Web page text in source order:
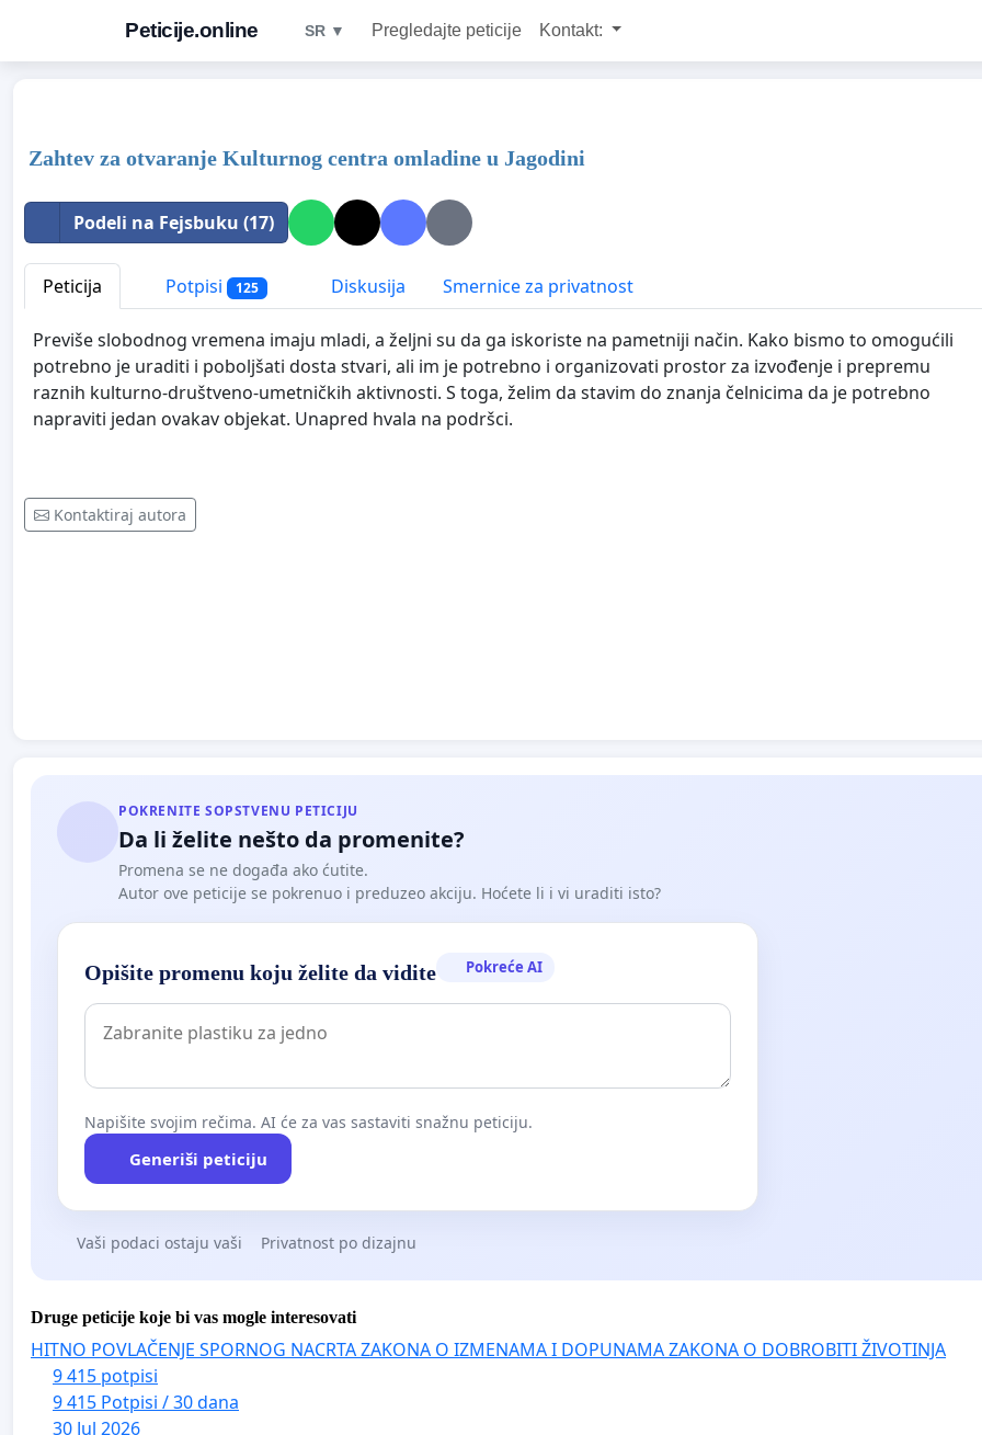
Peticije.online SR ▼ Pregledajte peticije Kontakt:
Zahtev za otvaranje Kulturnog centra omladine u Jagodini
Podeli na Fejsbuku (17)
Peticija Potpisi 125 Diskusija Smernice za privatnost
Previše slobodnog vremena imaju mladi, a željni su da ga iskoriste na pametniji način. Kako bismo to omogućili
potrebno je uraditi i poboljšati dosta stvari, ali im je potrebno i organizovati prostor za izvođenje i prepremu
raznih kulturno-društveno-umetničkih aktivnosti. S toga, želim da stavim do znanja čelnicima da je potrebno
napraviti jedan ovakav objekat. Unapred hvala na podršci.
Kontaktiraj autora
POKRENITE SOPSTVENU PETICIJU
Da li želite nešto da promenite?
Promena se ne događa ako ćutite.
Autor ove peticije se pokrenuo i preduzeo akciju. Hoćete li i vi uraditi isto?
Opišite promenu koju želite da vidite Pokreće AI
Napišite svojim rečima. AI će za vas sastaviti snažnu peticiju.
Generiši peticiju
Vaši podaci ostaju vaši Privatnost po dizajnu
Druge peticije koje bi vas mogle interesovati
HITNO POVLAČENJE SPORNOG NACRTA ZAKONA O IZMENAMA I DOPUNAMA ZAKONA O DOBROBITI ŽIVOTINJA
9 415 potpisi
9 415 Potpisi / 30 dana
30 Jul 2026